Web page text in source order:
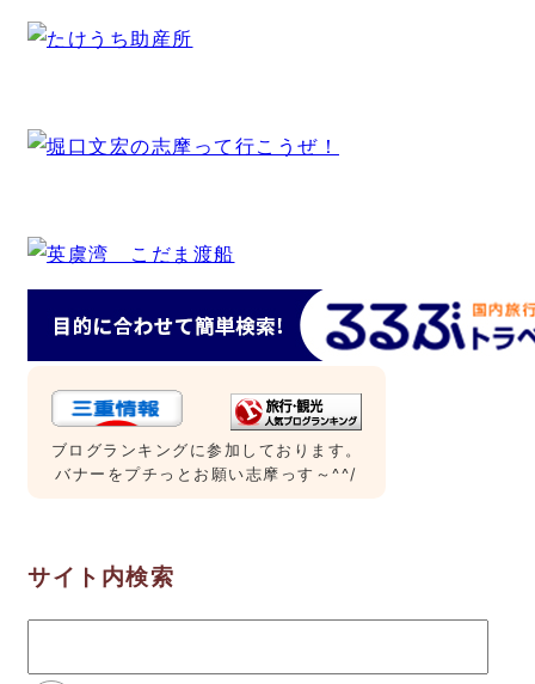
ブログランキングに参加しております。
バナーをプチっとお願い志摩っす～^^/
サイト内検索
索: